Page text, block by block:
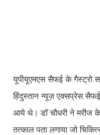
यूपीयूएमएस सैफई के गैस्ट्रो
हिंदुस्तान न्यूज़ एक्सप्रेस
आये थे। डॉ चौधरी ने मरीज
तत्काल पता लगाया जो